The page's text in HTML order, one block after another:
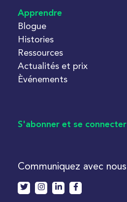
Apprendre
Blogue
Histories
Ressources
Actualités et prix
Èvénements
S'abonner et se connecter
Communiquez avec nous